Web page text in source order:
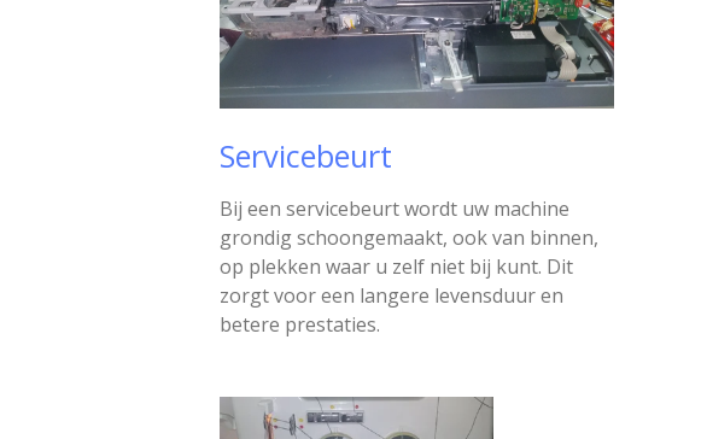
Servicebeurt
Bij een servicebeurt wordt uw machine
grondig schoongemaakt, ook van binnen,
op plekken waar u zelf niet bij kunt. Dit
zorgt voor een langere levensduur en
betere prestaties.